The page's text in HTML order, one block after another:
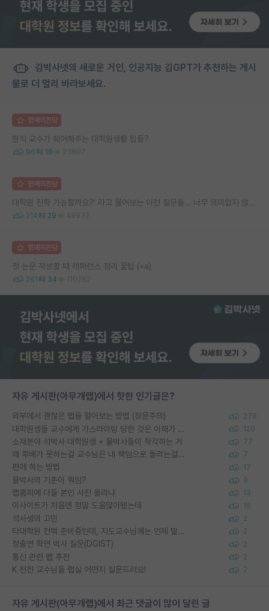
김박사넷의 새로운 거인, 인공지능 김GPT가 추천하는 게시
물로 더 멀리 바라보세요.
명예의전당
현직 교수가 쉐어해주는 대학원생활 팁들?
96 19 23697
명예의전당
대학원 진학 가능할까요?’ 라고 물어보는 이런 질문들… 너무 의미없지 않나요?
214 29 49932
명예의전당
첫 논문 작성할 때 레퍼런스 정리 꿀팁 (+a)
261 34 110282
자유 게시판(아무개랩)에서 핫한 인기글은?
외부에서 괜찮은 랩을 알아보는 방법 (장문주의) 278
대학원생들 교수에게 가스라이팅 당한 것은 이해가 갑니다. 안타깝네요. 120
소재분야 석박사 대학원생 + 물박사들이 착각하는 거 77
왜 후배가 못하는걸 교수님은 내 책임으로 돌리는걸까요? 7
편애 하는 방법 17
물박사의 기준이 뭐임? 9
랩홈피에 다들 본인 사진 올리냐 13
이사이트가 처음엔 정말 도움많이됐는데 16
석사생의 고민 2
타대학원 컨텍 준비중인데, 지도교수님께는 언제 말씀드려야 할까요? 2
정출연 학연 박사 질문(DGIST) 2
통신 관련 랩 추천 2
K 전전 교수님들 랩실 어떤지 질문드려요! 2
자유 게시판(아무개랩)에서 최근 댓글이 많이 달린 글